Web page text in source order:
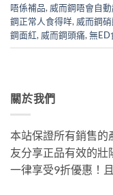
唔係補品, 威而鋼唔會自
鋼正常人食得咩, 威而鋼
鋼面紅, 威而鋼頭痛, 無ED
關於我們
本站保證所有銷售的
友分享正品有效的壯
一律享受9折優惠！